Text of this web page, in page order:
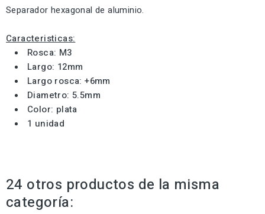
Separador hexagonal de aluminio.
Caracteristicas:
Rosca: M3
Largo: 12mm
Largo rosca: +6mm
Diametro: 5.5mm
Color: plata
1 unidad
24 otros productos de la misma
categoría: